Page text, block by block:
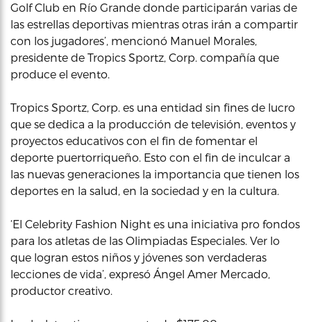
Golf Club en Río Grande donde participarán varias de
las estrellas deportivas mientras otras irán a compartir
con los jugadores’, mencionó Manuel Morales,
presidente de Tropics Sportz, Corp. compañía que
produce el evento.
Tropics Sportz, Corp. es una entidad sin fines de lucro
que se dedica a la producción de televisión, eventos y
proyectos educativos con el fin de fomentar el
deporte puertorriqueño. Esto con el fin de inculcar a
las nuevas generaciones la importancia que tienen los
deportes en la salud, en la sociedad y en la cultura.
‘El Celebrity Fashion Night es una iniciativa pro fondos
para los atletas de las Olimpiadas Especiales. Ver lo
que logran estos niños y jóvenes son verdaderas
lecciones de vida’, expresó Ángel Amer Mercado,
productor creativo.